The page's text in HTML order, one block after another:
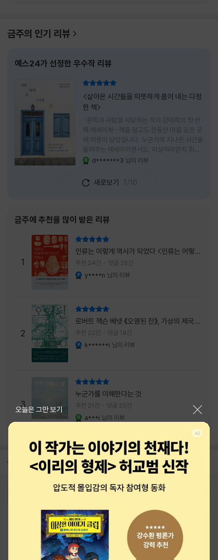
금주의 인기 리뷰
예스24가 선정한 우수작 리뷰
<살아온 시간들을 따뜻하게 품어 내는 다정
한 책>
-문학과 사람을 사랑하는 작가 강미희의 첫 번
째 에세이북- 책을 덮고도 한동안 마음 깊은 곳
에 여운이 남았습니다. 누군가의 지나온 시간을
들려주는 에세이이면서도, 이상하리만치 읽는
사람 자신의 삶을 다시 돌아보게 만드는 책이었
으로 머물지 않고, 각자의 상처와 후회, 다 지나
온 줄 알았던 마음의 결을 가만히 비추는 거울
는다는 것, 대신 지나온 시간 속에서 비로소 알
있고 무너지지 않는 것보다 다시 일어서는 일이
더 중요하다는 사실을 담담하게 보여줍니다. 그
래서 읽는 내내 위로가 과장되지 않았고, 오히
려 그 절제된 진심 덕분에 더 오래 마음에 남았
습니다. 책 곳곳에
d*******3 님의 리뷰
새로보기 7/10
금주에 추천을 많이 받은 리뷰
1
인류는 이렇게 역사가 되었다 <인류는 어떻게
역사가 되었나>
추천 24건 댓글 25건
y****n 님의 리뷰
2
로버트 잭슨 베넷 《오염된 잔》, 가상의 제국이
주는 실감과 미스터리 사건의 치밀함이 이루어
내는 최상의 시너지...
추천 22건 댓글 18건
k******i 님의 리뷰
3
누군가를 이해한다는 것
추천 21건 댓글 20건
a***i 님의 리뷰
공지 26년 NBCI 수상 안내
2026-08-01
오늘은 그만 보기
최근 본 상품 주문/배송
고객센터 1544-3800 티켓 1544-6399
중고샵 1566-4295
eBook 1:1문의/채팅상담
예스이십사(주) 사업자 정보
이용약관
개인정보처리방침
청소년보호정책